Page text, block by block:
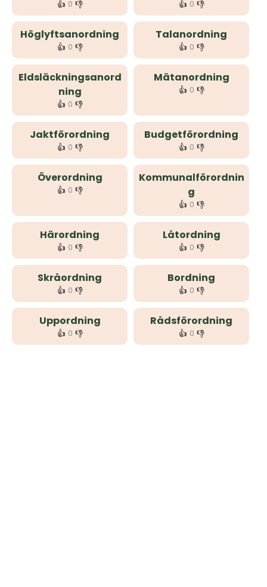
👍 0 👎 👍 0 👎
Höglyftsanordning
👍 0 👎
Talanordning
👍 0 👎
Eldsläckningsanord
ning
👍 0 👎
Mätanordning
👍 0 👎
Jaktförordning
👍 0 👎
Budgetförordning
👍 0 👎
Överordning
👍 0 👎
Kommunalförordnin
g
👍 0 👎
Härordning
👍 0 👎
Låtordning
👍 0 👎
Skråordning
👍 0 👎
Bordning
👍 0 👎
Uppordning
👍 0 👎
Rådsförordning
👍 0 👎